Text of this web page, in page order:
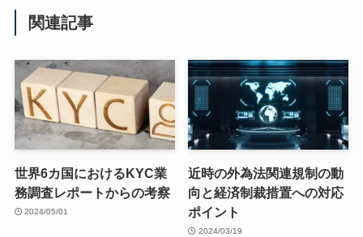
関連記事
世界6カ国におけるKYC業
務調査レポートからの考察
2024/05/01
近時の外為法関連規制の動
向と経済制裁措置への対応
ポイント
2024/03/19